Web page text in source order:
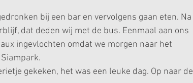
bij een bar en vervolgens gaan eten. Na
dat deden wij met de bus. Eenmaal aan ons
ingevlochten omdat we morgen naar het
gekeken, het was een leuke dag. Op naar de